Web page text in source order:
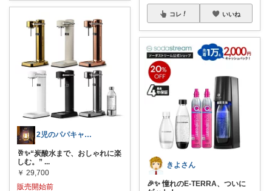
2児のパパキャンパー
🥂✨“炭酸水まで、おしゃれに楽
しむ。” ...
￥ 29,700
販売開始前
コレ いいね
きよさん
🎉✨ 憧れのE-TERRA、ついに